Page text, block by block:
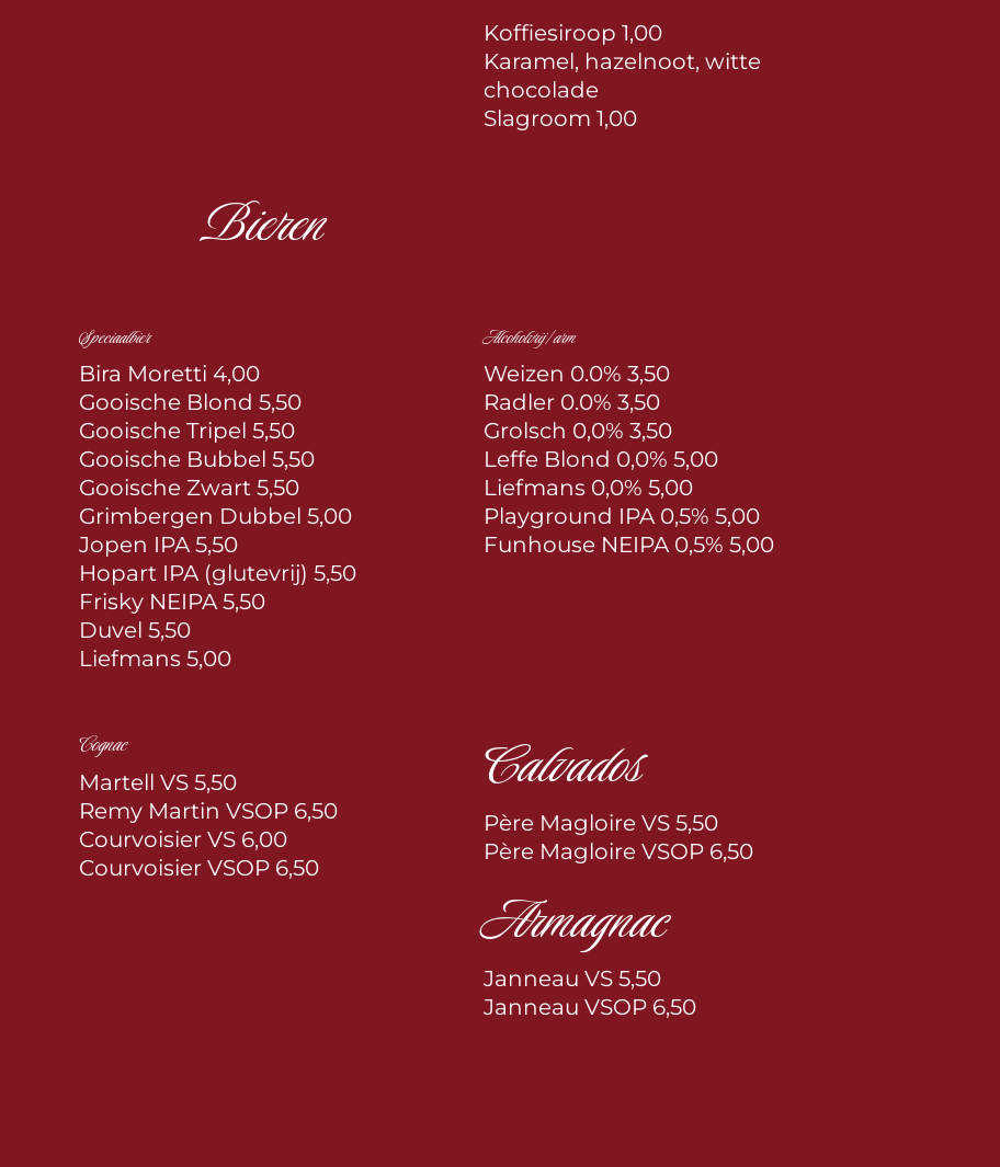
Koffiesiroop 1,00
Karamel, hazelnoot, witte
chocolade
Slagroom 1,00
Bieren
Speciaalbier
Bira Moretti 4,00
Gooische Blond 5,50
Gooische Tripel 5,50
Gooische Bubbel 5,50
Gooische Zwart 5,50
Grimbergen Dubbel 5,00
Jopen IPA 5,50
Hopart IPA (glutevrij) 5,50
Frisky NEIPA 5,50
Duvel 5,50
Liefmans 5,00
Alcoholvrij/arm
Weizen 0.0% 3,50
Radler 0.0% 3,50
Grolsch 0,0% 3,50
Leffe Blond 0,0% 5,00
Liefmans 0,0% 5,00
Playground IPA 0,5% 5,00
Funhouse NEIPA 0,5% 5,00
Cognac
Martell VS 5,50
Remy Martin VSOP 6,50
Courvoisier VS 6,00
Courvoisier VSOP 6,50
Calvados
Père Magloire VS 5,50
Père Magloire VSOP 6,50
Armagnac
Janneau VS 5,50
Janneau VSOP 6,50